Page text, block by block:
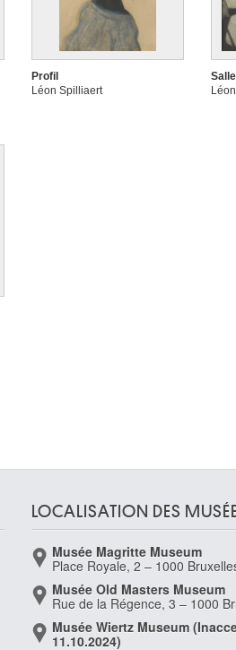
Profil
Léon Spilliaert
LOCALISATION DES
Musée Magritte Museum
Place Royale, 2 – 1000
Musée Old Masters Museum
Rue de la Régence, 3 – 1000
Musée Wiertz Museum
11.10.2024)